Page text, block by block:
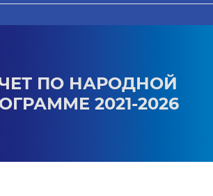
ПО НАРОДНОЙ
2021-2026